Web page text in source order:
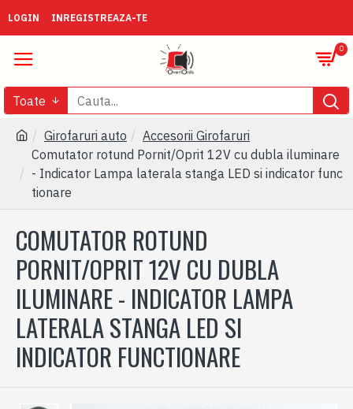
LOGIN INREGISTREAZA-TE
0
Toate
Girofaruri auto
Accesorii Girofaruri
Comutator rotund Pornit/Oprit 12V cu dubla iluminare
- Indicator Lampa laterala stanga LED si indicator func
tionare
COMUTATOR ROTUND
PORNIT/OPRIT 12V CU DUBLA
ILUMINARE - INDICATOR LAMPA
LATERALA STANGA LED SI
INDICATOR FUNCTIONARE